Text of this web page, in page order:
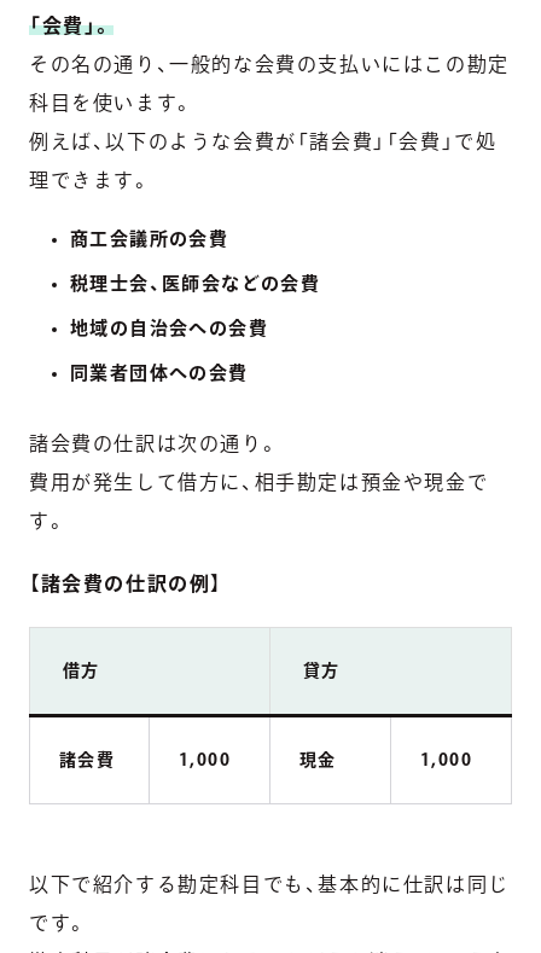
「会費」。
その名の通り、一般的な会費の支払いにはこの勘定
科目を使います。
例えば、以下のような会費が「諸会費」「会費」で処
理できます。
商工会議所の会費
税理士会、医師会などの会費
地域の自治会への会費
同業者団体への会費
諸会費の仕訳は次の通り。
費用が発生して借方に、相手勘定は預金や現金で
す。
【諸会費の仕訳の例 】
借方 貸方
諸会費 1,000 現金 1,000
以下で紹介する勘定科目でも、基本的に仕訳は同じ
です。